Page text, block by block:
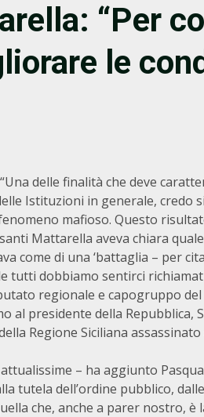
“Per
le
delle finalità che deve
Istituzioni in generale, credo
mafioso. Questo
Mattarella aveva chiara
come di una ‘battaglia – per
tutti dobbiamo sentirci
regionale e capogruppo
al presidente della Repubblica,
Regione Siciliana
– ha aggiunto
tutela dell’ordine pubblico,
che, anche a parer nostro,